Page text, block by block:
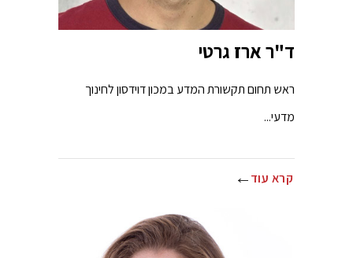
ד"ר ארז גרטי
ראש תחום תקשורת המדע במכון דוידסון לחינוך
מדעי...
קרא עוד